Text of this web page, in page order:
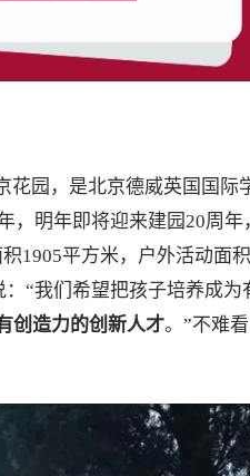
花园，是北京德威英国国际
，明年即将迎来建园20周年
1905平方米，户外活动面
“我们希望把孩子培养成为
创造力的创新人才。”不难